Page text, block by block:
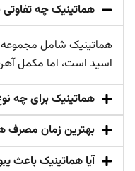
هماتینیک چه
اسید است، اما مکمل
هماتینیک برای چه
بهترین زمان مصرف
آیا هماتینیک